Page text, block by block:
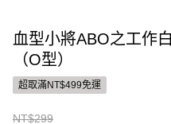
血型小將ABO之工作
（O型）
超取滿NT$499免運
NT$299